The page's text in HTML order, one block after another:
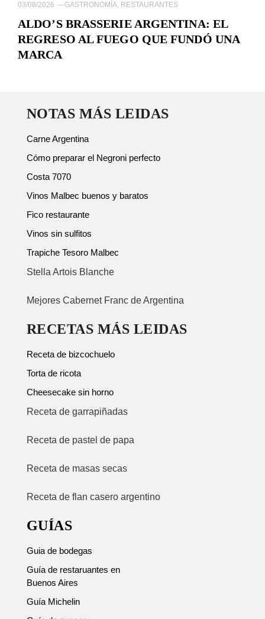
03/08/2026 —GASTRONOMÍA, RESTAURANTES
ALDO’S BRASSERIE ARGENTINA: EL
REGRESO AL FUEGO QUE FUNDÓ UNA
MARCA
NOTAS MÁS LEIDAS
Carne Argentina
Cómo preparar el Negroni perfecto
Costa 7070
Vinos Malbec buenos y baratos
Fico restaurante
Vinos sin sulfitos
Trapiche Tesoro Malbec
Stella Artois Blanche
Mejores Cabernet Franc de Argentina
RECETAS MÁS LEIDAS
Receta de bizcochuelo
Torta de ricota
Cheesecake sin horno
Receta de garrapiñadas
Receta de pastel de papa
Receta de masas secas
Receta de flan casero argentino
GUÍAS
Guia de bodegas
Guía de restaruantes en
Buenos Aires
Guía Michelin